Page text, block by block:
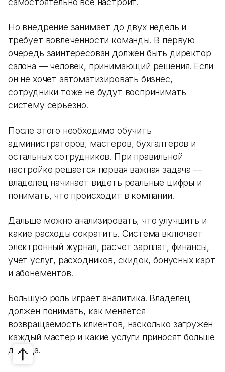
Но внедрение занимает до двух недель и
требует вовлеченности команды. В первую
очередь заинтересован должен быть директор
салона — человек, принимающий решения. Если
он не хочет автоматизировать бизнес,
сотрудники тоже не будут воспринимать
систему серьезно.
После этого необходимо обучить
администраторов, мастеров, бухгалтеров и
остальных сотрудников. При правильной
настройке решается первая важная задача —
владелец начинает видеть реальные цифры и
понимать, что происходит в компании.
Дальше можно анализировать, что улучшить и
какие расходы сократить. Система включает
электронный журнал, расчет зарплат, финансы,
учет услуг, расходников, скидок, бонусных карт
и абонементов.
Большую роль играет аналитика. Владелец
должен понимать, как меняется
возвращаемость клиентов, насколько загружен
каждый мастер и какие услуги приносят больше
дохода.